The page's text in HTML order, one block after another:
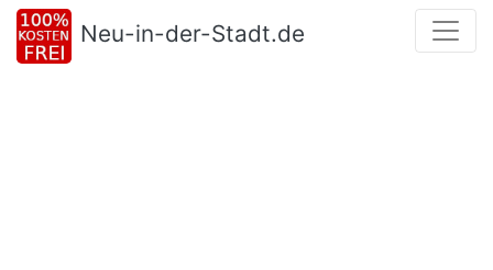
Neu-in-der-Stadt.de